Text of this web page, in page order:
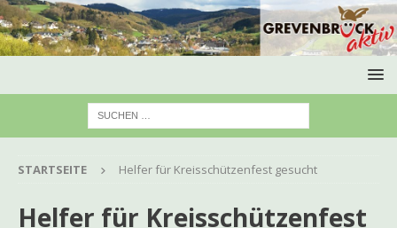
STARTSEITE Helfer für Kreisschützenfest gesucht
Helfer für Kreisschützenfest